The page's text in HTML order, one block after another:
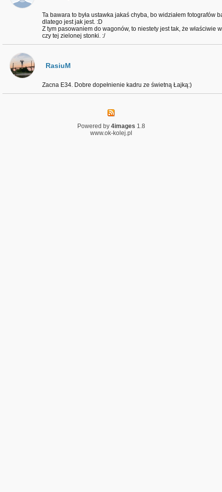
Ta bawara to była ustawka jakaś chyba, bo widziałem
dlatego jest jak jest. :D
Z tym pasowaniem do wagonów, to niestety jest tak, że właściwie
czy tej zielonej stonki. :/
RasiuM
Zacna E34. Dobre dopełnienie kadru ze świetną Łajką:)
Powered by 4images 1.8
www.ok-kolej.pl